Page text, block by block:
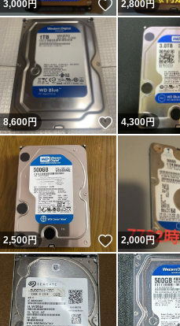
3,000円 いいね！
2,800円
8,600円 いいね！
4,300円
2,500円 いいね！
2,000円